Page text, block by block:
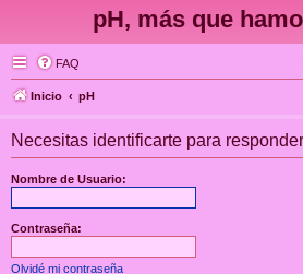
pH, más que
FAQ
Inicio pH
Necesitas identificarte para
Nombre de Usuario:
Contraseña:
Olvidé mi contraseña